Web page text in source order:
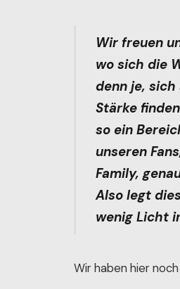
Wir freuen
wo sich die
denn je,
Stärke
so ein
unseren
Family,
Also legt
wenig Licht
Wir haben hier